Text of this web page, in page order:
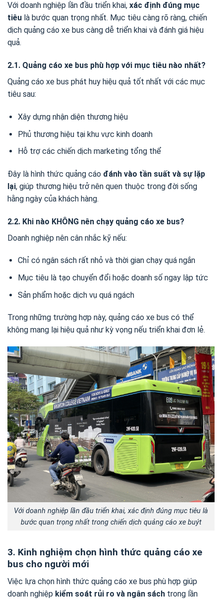
Với doanh nghiệp lần đầu triển khai, xác định đúng mục
tiêu là bước quan trọng nhất. Mục tiêu càng rõ ràng, chiến
dịch quảng cáo xe bus càng dễ triển khai và đánh giá hiệu
quả.
2.1. Quảng cáo xe bus phù hợp với mục tiêu nào nhất?
Quảng cáo xe bus phát huy hiệu quả tốt nhất với các mục
tiêu sau:
Xây dựng nhận diện thương hiệu
Phủ thương hiệu tại khu vực kinh doanh
Hỗ trợ các chiến dịch marketing tổng thể
Đây là hình thức quảng cáo đánh vào tần suất và sự lặp
lại, giúp thương hiệu trở nên quen thuộc trong đời sống
hằng ngày của khách hàng.
2.2. Khi nào KHÔNG nên chạy quảng cáo xe bus?
Doanh nghiệp nên cân nhắc kỹ nếu:
Chỉ có ngân sách rất nhỏ và thời gian chạy quá ngắn
Mục tiêu là tạo chuyển đổi hoặc doanh số ngay lập tức
Sản phẩm hoặc dịch vụ quá ngách
Trong những trường hợp này, quảng cáo xe bus có thể
không mang lại hiệu quả như kỳ vọng nếu triển khai đơn lẻ.
Với doanh nghiệp lần đầu triển khai, xác định đúng mục tiêu là
bước quan trọng nhất trong chiến dịch quảng cáo xe buýt
3. Kinh nghiệm chọn hình thức quảng cáo xe
bus cho người mới
Việc lựa chọn hình thức quảng cáo xe bus phù hợp giúp
doanh nghiệp kiểm soát rủi ro và ngân sách trong lần